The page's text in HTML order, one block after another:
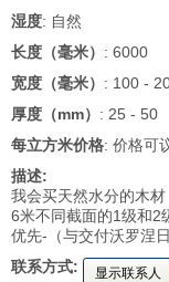
湿度: 自然
长度（毫米） : 6000
宽度（毫米） : 100 -
厚度（mm） : 25 - 50
每立方米价格: 价格可
描述:
我会买天然水分的木材
6米不同截面的1级和2
优先-（与交付沃罗涅
联系方式:
显示联系人